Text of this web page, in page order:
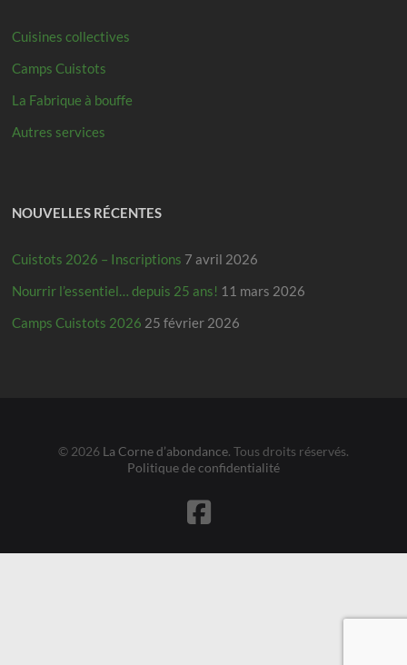
Cuisines collectives
Camps Cuistots
La Fabrique à bouffe
Autres services
NOUVELLES RÉCENTES
Cuistots 2026 – Inscriptions 7 avril 2026
Nourrir l’essentiel… depuis 25 ans! 11 mars 2026
Camps Cuistots 2026 25 février 2026
© 2026 La Corne d’abondance. Tous droits réservés.
Politique de confidentialité